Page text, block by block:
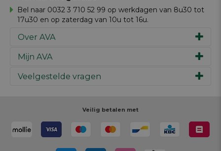
Over AVA
Ons verhaal
Werken bij AVA
Mijn AVA
Inspiratie
Review schrijven
Veelgestelde vragen
Je retour
Bel naar 0032 3 710 52 99 op werkdagen van 8u30 tot
17u30 en op zaterdag van 10u tot 16u.
Veilig betalen met